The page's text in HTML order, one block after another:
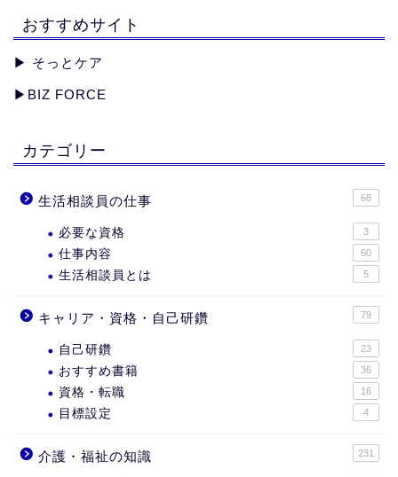
おすすめサイト
▶︎ そっとケア
▶︎ BIZ FORCE
カテゴリー
生活相談員の仕事 68
必要な資格 3
仕事内容 60
生活相談員とは 5
キャリア・資格・自己研鑽 79
自己研鑽 23
おすすめ書籍 36
資格・転職 16
目標設定 4
介護・福祉の知識 231